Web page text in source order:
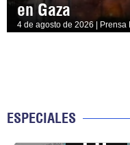
en Gaza
4 de agosto de 2026 | Prensa
ESPECIALES